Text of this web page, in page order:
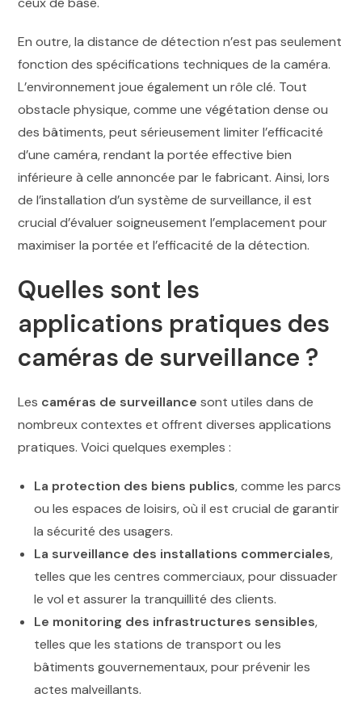
En outre, la distance de détection n’est pas seulement
fonction des spécifications techniques de la caméra.
L’environnement joue également un rôle clé. Tout
obstacle physique, comme une végétation dense ou
des bâtiments, peut sérieusement limiter l’efficacité
d’une caméra, rendant la portée effective bien
inférieure à celle annoncée par le fabricant. Ainsi, lors
de l’installation d’un système de surveillance, il est
crucial d’évaluer soigneusement l’emplacement pour
maximiser la portée et l’efficacité de la détection.
Quelles sont les
applications pratiques des
caméras de surveillance ?
Les caméras de surveillance sont utiles dans de
nombreux contextes et offrent diverses applications
pratiques. Voici quelques exemples :
La protection des biens publics, comme les parcs
ou les espaces de loisirs, où il est crucial de garantir
la sécurité des usagers.
La surveillance des installations commerciales,
telles que les centres commerciaux, pour dissuader
le vol et assurer la tranquillité des clients.
Le monitoring des infrastructures sensibles,
telles que les stations de transport ou les
bâtiments gouvernementaux, pour prévenir les
actes malveillants.